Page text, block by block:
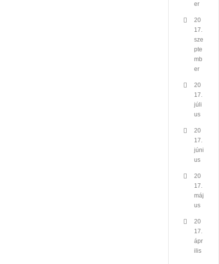
er
20
17.
sze
pte
mb
er
20
17.
júli
us
20
17.
júni
us
20
17.
máj
us
20
17.
ápr
ilis